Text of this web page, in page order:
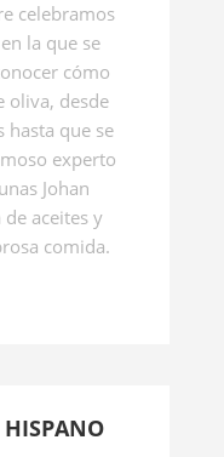
celebramos
la que se
cómo
oliva, desde
hasta que se
experto
Johan
aceites y
comida.